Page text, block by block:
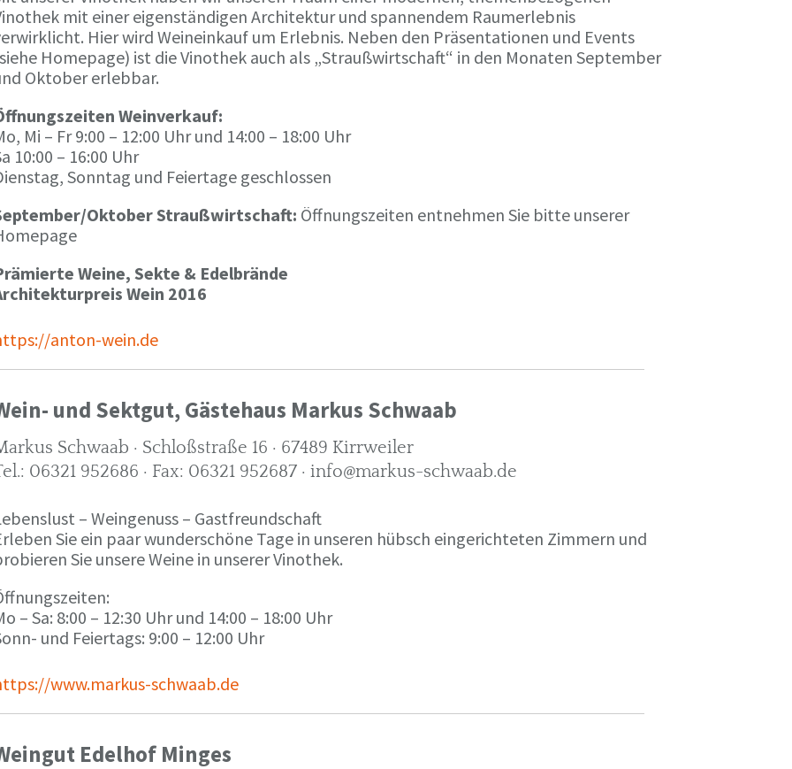
mit einer eigenständigen Architektur und spannendem Raumerlebnis
Hier wird Weineinkauf um Erlebnis. Neben den Präsentationen und Events
Homepage) ist die Vinothek auch als „Straußwirtschaft“ in den Monaten September
Oktober erlebbar.
Weinverkauf:
Mi – Fr 9:00 – 12:00 Uhr und 14:00 – 18:00 Uhr
10:00 – 16:00 Uhr
Sonntag und Feiertage geschlossen
Oktober Straußwirtschaft: Öffnungszeiten entnehmen Sie bitte unserer
Weine, Sekte & Edelbrände
Wein 2016
anton-wein.de
und Sektgut, Gästehaus Markus Schwaab
Schwaab · Schloßstraße 16 · 67489 Kirrweiler
06321 952686 · Fax: 06321 952687 · info@markus-schwaab.de
– Weingenuss – Gastfreundschaft
Sie ein paar wunderschöne Tage in unseren hübsch eingerichteten Zimmern und
Sie unsere Weine in unserer Vinothek.
– Sa: 8:00 – 12:30 Uhr und 14:00 – 18:00 Uhr
und Feiertags: 9:00 – 12:00 Uhr
www.markus-schwaab.de
Edelhof Minges